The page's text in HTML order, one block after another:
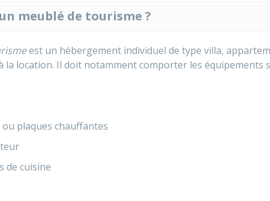
meublé de tourisme ?
est un hébergement individuel de type villa,
la location. Il doit notamment comporter les équipements
ou plaques chauffantes
de cuisine